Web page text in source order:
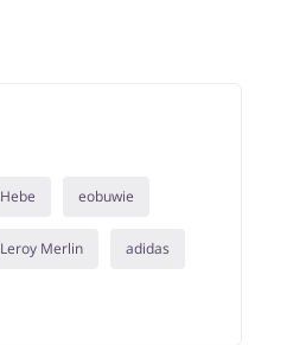
Hebe eobuwie
Leroy Merlin adidas